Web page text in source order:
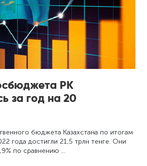
РК
за год на 20
бюджета Казахстана по итогам
года достигли 21,5 трлн тенге. Они
по сравнению …